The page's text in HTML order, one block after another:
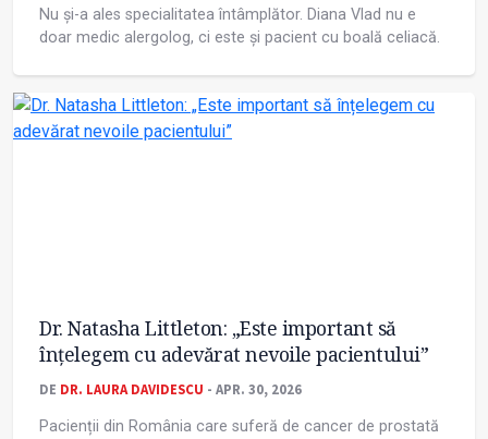
Nu și-a ales specialitatea întâmplător. Diana Vlad nu e
doar medic alergolog, ci este și pacient cu boală celiacă.
Dr. Natasha Littleton: „Este important să
înțelegem cu adevărat nevoile pacientului”
DE DR. LAURA DAVIDESCU - APR. 30, 2026
Pacienții din România care suferă de cancer de prostată